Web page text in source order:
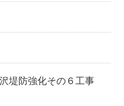
堤防強化その６工事